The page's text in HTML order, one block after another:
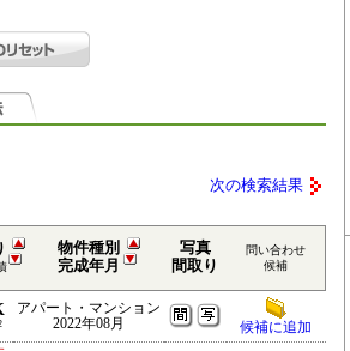
次の検索結果
物件種別
完成年月
写真
間取り
問い合わせ
候補
アパート・マンション
2022年08月
候補に追加